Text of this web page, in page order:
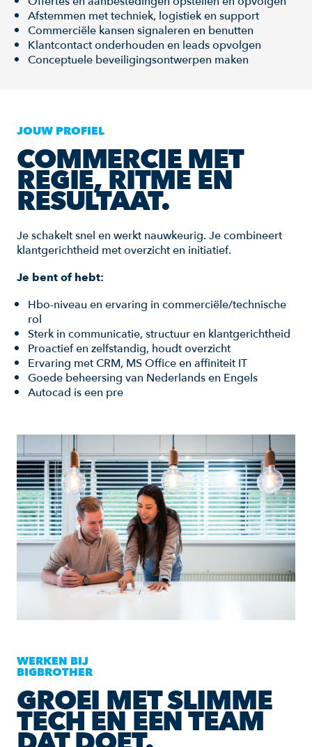
Afstemmen met techniek, logistiek en support
Commerciële kansen signaleren en benutten
Klantcontact onderhouden en leads opvolgen
Conceptuele beveiligingsontwerpen maken
JOUW PROFIEL
COMMERCIE MET
REGIE, RITME EN
RESULTAAT.
Je schakelt snel en werkt nauwkeurig. Je combineert
klantgerichtheid met overzicht en initiatief.
Je bent of hebt:
Hbo-niveau en ervaring in commerciële/technische
rol
Sterk in communicatie, structuur en klantgerichtheid
Proactief en zelfstandig, houdt overzicht
Ervaring met CRM, MS Office en affiniteit IT
Goede beheersing van Nederlands en Engels
Autocad is een pre
WERKEN BIJ
BIGBROTHER
GROEI MET SLIMME
TECH EN EEN TEAM